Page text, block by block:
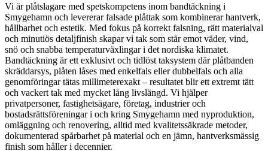
Vi är plåtslagare med spetskompetens inom bandtäckning i
Smygehamn och levererar falsade plåttak som kombinerar hantverk,
hållbarhet och estetik. Med fokus på korrekt falsning, rätt materialval
och minutiös detaljfinish skapar vi tak som står emot väder, vind,
snö och snabba temperaturväxlingar i det nordiska klimatet.
Bandtäckning är ett exklusivt och tidlöst taksystem där plåtbanden
skräddarsys, plåten låses med enkelfals eller dubbelfals och alla
genomföringar tätas millimeterexakt – resultatet blir ett extremt tätt
och vackert tak med mycket lång livslängd. Vi hjälper
privatpersoner, fastighetsägare, företag, industrier och
bostadsrättsföreningar i och kring Smygehamn med nyproduktion,
omläggning och renovering, alltid med kvalitetssäkrade metoder,
dokumenterad spårbarhet på material och en jämn, hantverksmässig
finish som håller i decennier.